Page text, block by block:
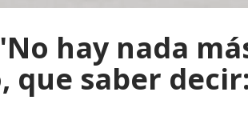
hay nada
que saber